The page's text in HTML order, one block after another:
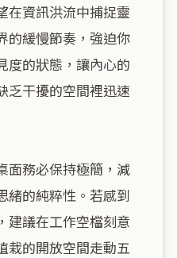
在資訊洪流中捕捉靈
的緩慢節奏，強迫你
度的狀態，讓內心的
乏干擾的空間裡迅速
面務必保持極簡，減
緒的純粹性。若感到
建議在工作空檔刻意
栽的開放空間走動五